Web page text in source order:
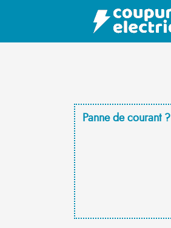
Panne de courant ?